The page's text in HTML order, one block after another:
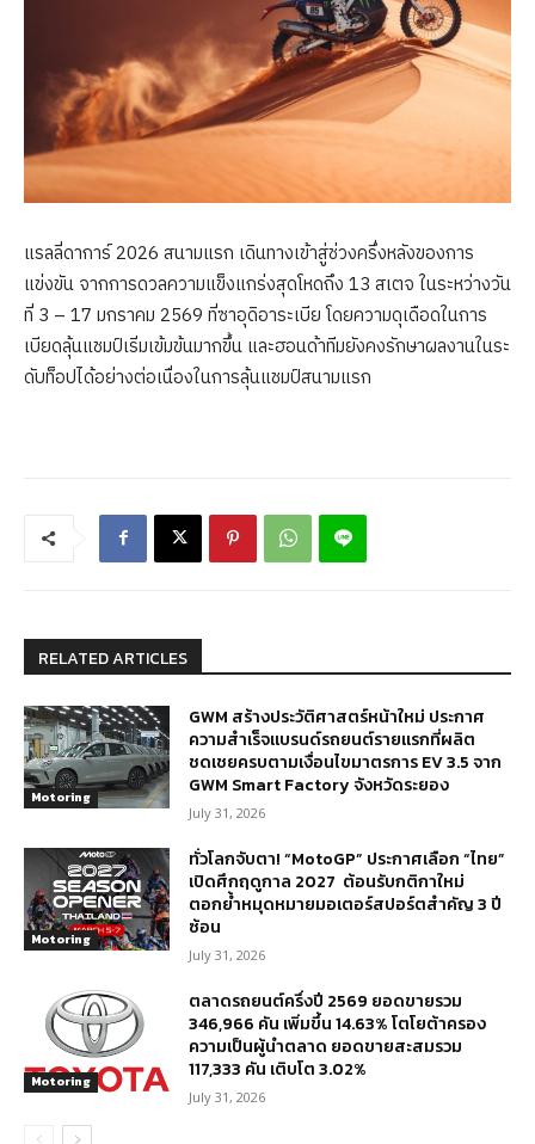
แรลลี่ดาการ์ 2026 สนามแรก เดินทางเข้าสู่ช่วงครึ่งหลังของการ
แข่งขัน จากการดวลความแข็งแกร่งสุดโหดถึง 13 สเตจ ในระหว่างวัน
ที่ 3 – 17 มกราคม 2569 ที่ซาอุดิอาระเบีย โดยความดุเดือดในการ
เบียดลุ้นแชมป์เริ่มเข้มข้นมากขึ้น และฮอนด้าทีมยังคงรักษาผลงานในระ
ดับท็อปได้อย่างต่อเนื่องในการลุ้นแชมป์สนามแรก
RELATED ARTICLES
Motoring
GWM สร้างประวัติศาสตร์หน้าใหม่ ประกาศ
ความสำเร็จแบรนด์รถยนต์รายแรกที่ผลิต
ชดเชยครบตามเงื่อนไขมาตรการ EV 3.5 จาก
GWM Smart Factory จังหวัดระยอง
July 31, 2026
Motoring
ทั่วโลกจับตา! “MotoGP” ประกาศเลือก “ไทย”
เปิดศึกฤดูกาล 2027 ต้อนรับกติกาใหม่
ตอกย้ำหมุดหมายมอเตอร์สปอร์ตสำคัญ 3 ปี
ซ้อน
July 31, 2026
Motoring
ตลาดรถยนต์ครึ่งปี 2569 ยอดขายรวม
346,966 คัน เพิ่มขึ้น 14.63% โตโยต้าครอง
ความเป็นผู้นำตลาด ยอดขายสะสมรวม
117,333 คัน เติบโต 3.02%
July 31, 2026